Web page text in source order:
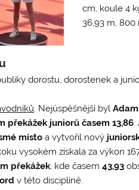
cm, koule 4
36,93 m, 800
dorostu, dorostenek a
. Nejúspěšnější byl
překážek juniorů časem 13,86.
místo a vytvořil nový
vysokém získala za výkon
překážek, kde časem43,93
v této disciplíně.